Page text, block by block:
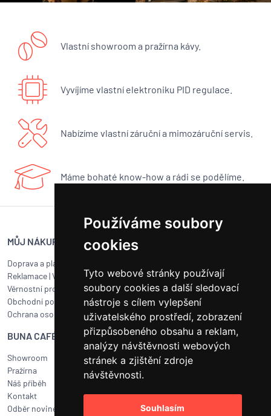
Používáme soubory
cookies
Tyto webové stránky používají
soubory cookies a další sledovací
nástroje s cílem vylepšení
uživatelského prostředí, zobrazení
přizpůsobeného obsahu a reklam,
analýzy návštěvnosti webových
stránek a zjištění zdroje
návštěvnosti.
Souhlasím
Vlastní showroom a pražírna kávy.
Vyvíjíme vlastní elektroniku PID regulace.
Nabízíme vlastní záruční a mimozáruční servis.
Máme bohaté know-how a rádi se podělíme.
MŮJ NÁKUP
Doprava a platba
Reklamace|Vrácení zboží
Věrnostní program
Obchodní podmínky
Ochrana osobních údajů
Objednat servis
Jak připravit balík na přepravu?
Čištění a údržba
Kariéra
BUNA CAFÉ
Showroom
Pražírna
Náš příběh
Kontakt
Odběr novinek
RYCHLÝ KONTAKT
BUNA CAFÉ
obchod@bunacafe.cz
+420 311 236 236